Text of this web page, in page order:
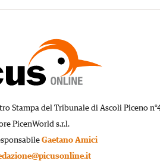
Stampa del Tribunale di Ascoli Piceno
PicenWorld s.r.l.
Gaetano Amici